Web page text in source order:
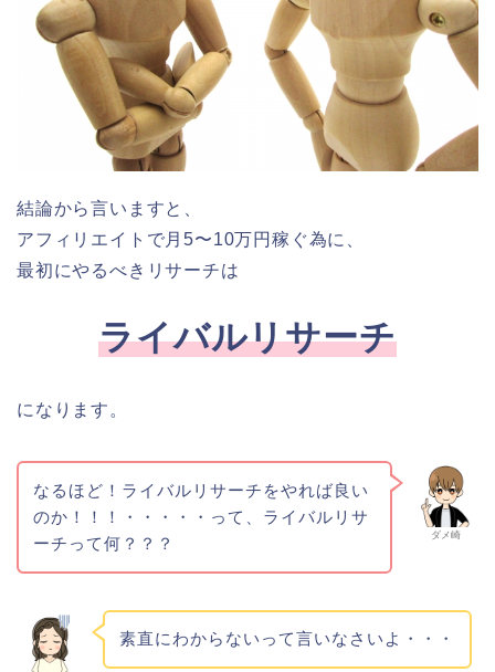
結論から言いますと、
アフィリエイトで月5〜10万円稼ぐ為に、
最初にやるべきリサーチは
ライバルリサーチ
になります。
ダメ崎
なるほど！ライバルリサーチをやれば良い
のか！！！・・・・・って、ライバルリサ
ーチって何？？？
素直にわからないって言いなさいよ・・・